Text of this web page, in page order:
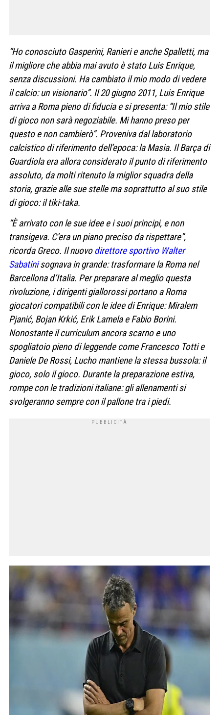
“Ho conosciuto Gasperini, Ranieri e anche Spalletti, ma
il migliore che abbia mai avuto è stato Luis Enrique,
senza discussioni. Ha cambiato il mio modo di vedere
il calcio: un visionario”. Il 20 giugno 2011, Luis Enrique
arriva a Roma pieno di fiducia e si presenta: “Il mio stile
di gioco non sarà negoziabile. Mi hanno preso per
questo e non cambierò”. Proveniva dal laboratorio
calcistico di riferimento dell’epoca: la Masia. Il Barça di
Guardiola era allora considerato il punto di riferimento
assoluto, da molti ritenuto la miglior squadra della
storia, grazie alle sue stelle ma soprattutto al suo stile
di gioco: il tiki-taka.
“È arrivato con le sue idee e i suoi principi, e non
transigeva. C’era un piano preciso da rispettare”,
ricorda Greco. Il nuovodirettore sportivo Walter
Sabatinisognava in grande: trasformare la Roma nel
Barcellona d’Italia. Per preparare al meglio questa
rivoluzione, i dirigenti giallorossi portano a Roma
giocatori compatibili con le idee di Enrique: Miralem
Pjanić, Bojan Krkić, Erik Lamela e Fabio Borini.
Nonostante il curriculum ancora scarno e uno
spogliatoio pieno di leggende come Francesco Totti e
Daniele De Rossi, Lucho mantiene la stessa bussola: il
gioco, solo il gioco. Durante la preparazione estiva,
rompe con le tradizioni italiane: gli allenamenti si
svolgeranno sempre con il pallone tra i piedi.